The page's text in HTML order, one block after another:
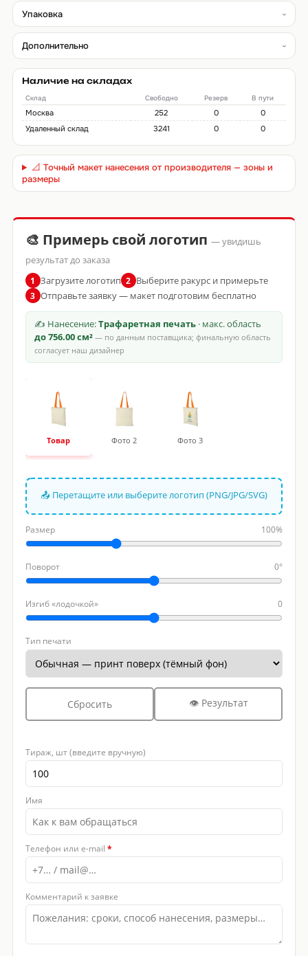
Упаковка
Дополнительно
Наличие на складах
Склад Свободно Резерв В пути
Москва 252 0
0
Удаленный склад
3241 0 0
📐 Точный макет нанесения от производителя — зоны и
размеры
🎨 Примерь свой логотип — увидишь
результат до заказа
1 Загрузите логотип 2 Выберите ракурс и примерьте
3 Отправьте заявку — макет подготовим бесплатно
✍ Нанесение:Трафаретная печать· макс. область
до 756.00 см²— по данным поставщика; финальную область
согласует наш дизайнер
Товар Фото 2 Фото 3
📤 Перетащите или выберите логотип (PNG/JPG/SVG)
Размер 100%
Поворот 0°
Изгиб «лодочкой» 0
Тип печати
Сбросить 👁 Результат
Тираж, шт (введите вручную)
Имя
Телефон или e-mail *
Комментарий к заявке